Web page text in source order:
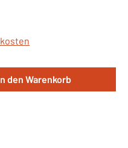
gewünschten
den Warenkorb